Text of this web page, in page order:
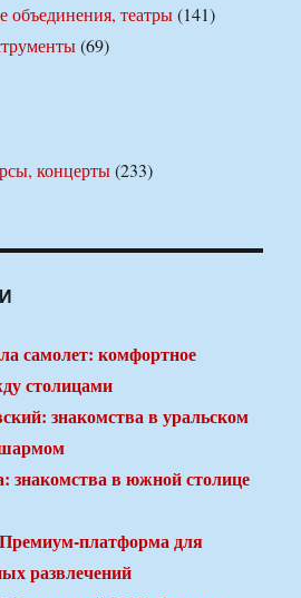
объединения, театры(141)
(69)
концерты(233)
самолет: комфортное
столицами
знакомства в уральском
знакомства в южной столице
платформа для
развлечений